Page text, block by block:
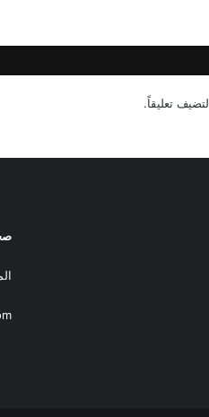
لتضيف تعليقاً.